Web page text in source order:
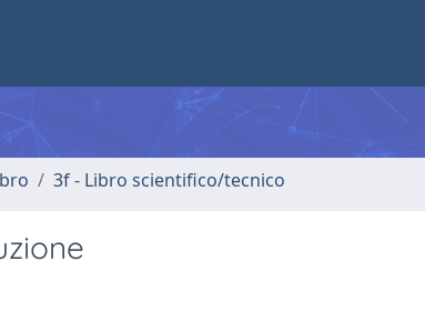
3f - Libro scientifico/tecnico